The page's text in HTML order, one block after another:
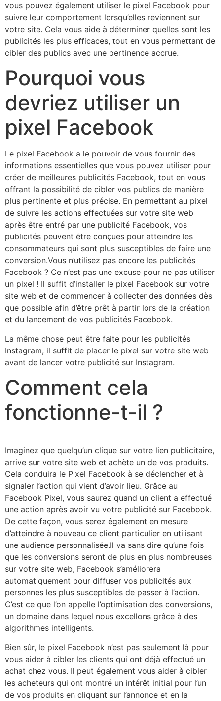
vous pouvez également utiliser le pixel Facebook pour
suivre leur comportement lorsqu’elles reviennent sur
votre site. Cela vous aide à déterminer quelles sont les
publicités les plus efficaces, tout en vous permettant de
cibler des publics avec une pertinence accrue.
Pourquoi vous
devriez utiliser un
pixel Facebook
Le pixel Facebook a le pouvoir de vous fournir des
informations essentielles que vous pouvez utiliser pour
créer de meilleures publicités Facebook, tout en vous
offrant la possibilité de cibler vos publics de manière
plus pertinente et plus précise. En permettant au pixel
de suivre les actions effectuées sur votre site web
après être entré par une publicité Facebook, vos
publicités peuvent être conçues pour atteindre les
consommateurs qui sont plus susceptibles de faire une
conversion.Vous n’utilisez pas encore les publicités
Facebook ? Ce n’est pas une excuse pour ne pas utiliser
un pixel ! Il suffit d’installer le pixel Facebook sur votre
site web et de commencer à collecter des données dès
que possible afin d’être prêt à partir lors de la création
et du lancement de vos publicités Facebook.
La même chose peut être faite pour les publicités
Instagram, il suffit de placer le pixel sur votre site web
avant de lancer votre publicité sur Instagram.
Comment cela
fonctionne-t-il ?
Imaginez que quelqu’un clique sur votre lien publicitaire,
arrive sur votre site web et achète un de vos produits.
Cela conduira le Pixel Facebook à se déclencher et à
signaler l’action qui vient d’avoir lieu. Grâce au
Facebook Pixel, vous saurez quand un client a effectué
une action après avoir vu votre publicité sur Facebook.
De cette façon, vous serez également en mesure
d’atteindre à nouveau ce client particulier en utilisant
une audience personnalisée.Il va sans dire qu’une fois
que les conversions seront de plus en plus nombreuses
sur votre site web, Facebook s’améliorera
automatiquement pour diffuser vos publicités aux
personnes les plus susceptibles de passer à l’action.
C’est ce que l’on appelle l’optimisation des conversions,
un domaine dans lequel nous excellons grâce à des
algorithmes intelligents.
Bien sûr, le pixel Facebook n’est pas seulement là pour
vous aider à cibler les clients qui ont déjà effectué un
achat chez vous. Il peut également vous aider à cibler
les acheteurs qui ont montré un intérêt initial pour l’un
de vos produits en cliquant sur l’annonce et en la